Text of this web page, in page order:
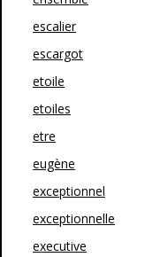
escalier
escargot
etoile
etoiles
etre
eugène
exceptionnel
exceptionnelle
executive